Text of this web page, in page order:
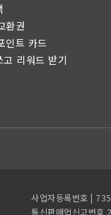
환권
인트 카드
고 리워드 받기
사업자등록번호 |
통신판매업신고번